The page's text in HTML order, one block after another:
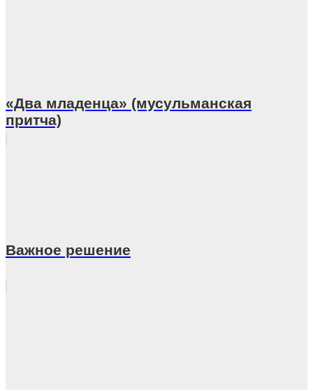
«Два младенца» (мусульманская
притча)
Важное решение